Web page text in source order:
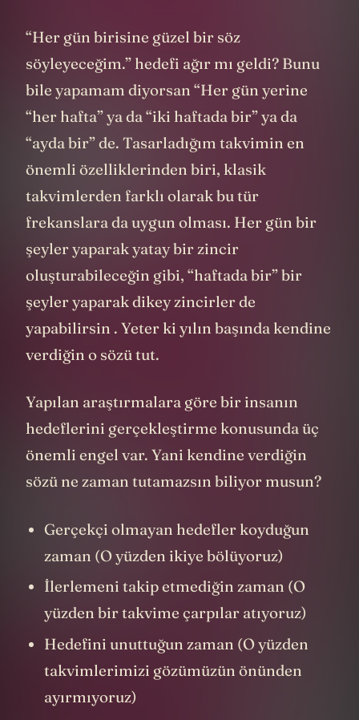
“Her gün birisine güzel bir söz
söyleyeceğim.” hedefi ağır mı geldi? Bunu
bile yapamam diyorsan “Her gün yerine
“her hafta” ya da “iki haftada bir” ya da
“ayda bir” de. Tasarladığım takvimin en
önemli özelliklerinden biri, klasik
takvimlerden farklı olarak bu tür
frekanslara da uygun olması. Her gün bir
şeyler yaparak yatay bir zincir
oluşturabileceğin gibi, “haftada bir” bir
şeyler yaparak dikey zincirler de
yapabilirsin . Yeter ki yılın başında kendine
verdiğin o sözü tut.
Yapılan araştırmalara göre bir insanın
hedeflerini gerçekleştirme konusunda üç
önemli engel var. Yani kendine verdiğin
sözü ne zaman tutamazsın biliyor musun?
Gerçekçi olmayan hedefler koyduğun
zaman (O yüzden ikiye bölüyoruz)
İlerlemeni takip etmediğin zaman (O
yüzden bir takvime çarpılar atıyoruz)
Hedefini unuttuğun zaman (O yüzden
takvimlerimizi gözümüzün önünden
ayırmıyoruz)